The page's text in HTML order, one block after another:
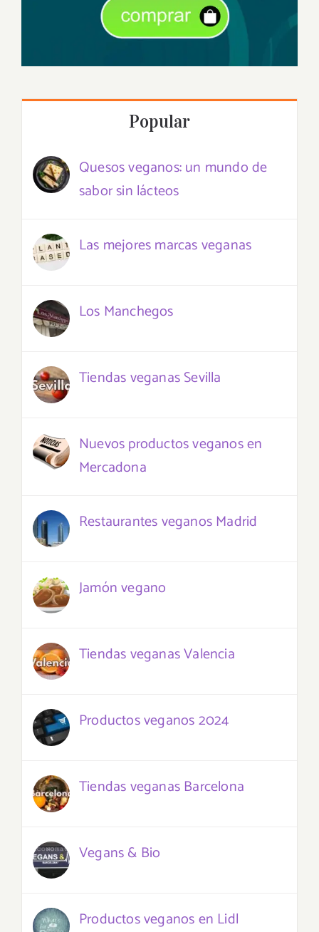
Popular
Quesos veganos: un mundo de
sabor sin lácteos
Las mejores marcas veganas
Los Manchegos
Tiendas veganas Sevilla
Nuevos productos veganos en
Mercadona
Restaurantes veganos Madrid
Jamón vegano
Tiendas veganas Valencia
Productos veganos 2024
Tiendas veganas Barcelona
Vegans & Bio
Productos veganos en Lidl